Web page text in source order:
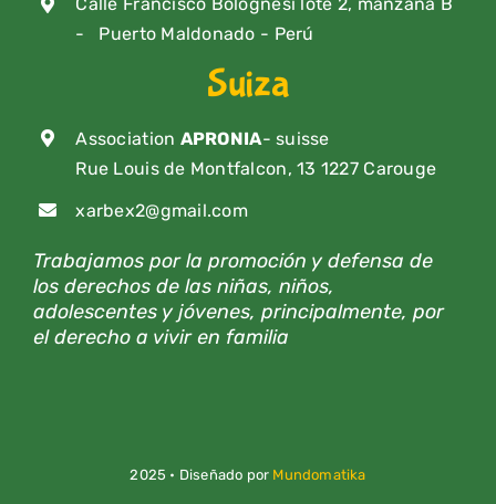
- Puerto Maldonado - Perú
Suiza
Association APRONIA- suisse
Rue Louis de Montfalcon, 13 1227 Carouge
xarbex2@gmail.com
Trabajamos por la promoción y defensa de
los derechos de las niñas, niños,
adolescentes y jóvenes, principalmente, por
el derecho a vivir en familia
2025 • Diseñado por Mundomatika